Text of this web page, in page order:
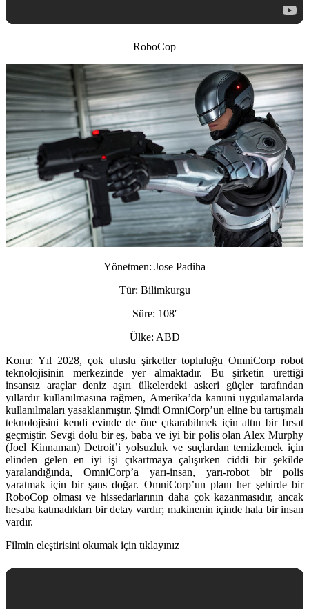
RoboCop
Yönetmen: Jose Padiha
Tür: Bilimkurgu
Süre: 108′
Ülke: ABD
Konu: Yıl 2028, çok uluslu şirketler topluluğu OmniCorp robot
teknolojisinin merkezinde yer almaktadır. Bu şirketin ürettiği
insansız araçlar deniz aşırı ülkelerdeki askeri güçler tarafından
yıllardır kullanılmasına rağmen, Amerika’da kanuni uygulamalarda
kullanılmaları yasaklanmıştır. Şimdi OmniCorp’un eline bu tartışmalı
teknolojisini kendi evinde de öne çıkarabilmek için altın bir fırsat
geçmiştir. Sevgi dolu bir eş, baba ve iyi bir polis olan Alex Murphy
(Joel Kinnaman) Detroit’i yolsuzluk ve suçlardan temizlemek için
elinden gelen en iyi işi çıkartmaya çalışırken ciddi bir şekilde
yaralandığında, OmniCorp’a yarı-insan, yarı-robot bir polis
yaratmak için bir şans doğar. OmniCorp’un planı her şehirde bir
RoboCop olması ve hissedarlarının daha çok kazanmasıdır, ancak
hesaba katmadıkları bir detay vardır; makinenin içinde hala bir insan
vardır.
Filmin eleştirisini okumak için tıklayınız